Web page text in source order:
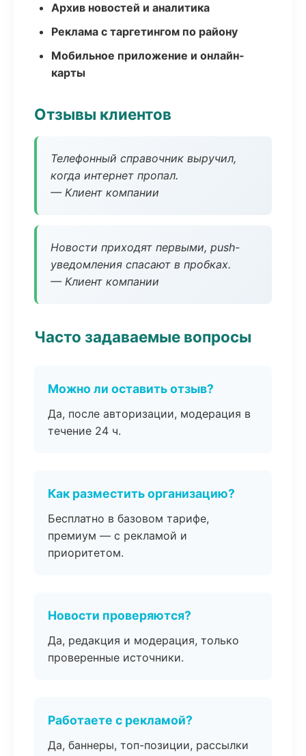
Архив новостей и аналитика
Реклама с таргетингом по району
Мобильное приложение и онлайн-
карты
Отзывы клиентов
Телефонный справочник выручил,
когда интернет пропал.
— Клиент компании
Новости приходят первыми, push-
уведомления спасают в пробках.
— Клиент компании
Часто задаваемые вопросы
Можно ли оставить отзыв?
Да, после авторизации, модерация в
течение 24 ч.
Как разместить организацию?
Бесплатно в базовом тарифе,
премиум — с рекламой и
приоритетом.
Новости проверяются?
Да, редакция и модерация, только
проверенные источники.
Работаете с рекламой?
Да, баннеры, топ-позиции, рассылки